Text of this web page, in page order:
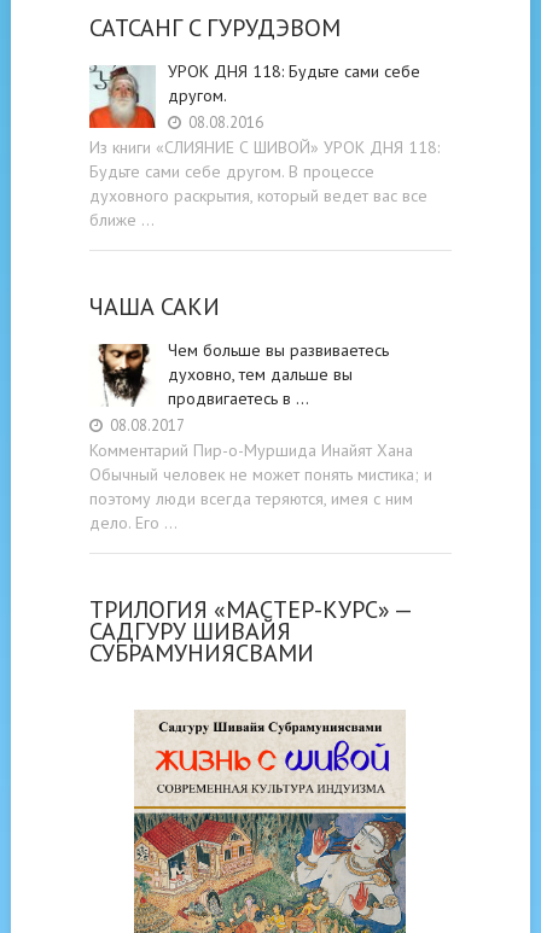
САТСАНГ C ГУРУДЭВОМ
УРОК ДНЯ 118: Будьте cами cебе
другом.
08.08.2016
Из книги «СЛИЯНИЕ С ШИВОЙ» УРОК ДНЯ 118:
Будьте cами cебе другом. В процессе
духовного раскрытия, который ведет вас все
ближе …
ЧАША САКИ
Чем больше вы развиваетесь
духовно, тем дальше вы
продвигаетесь в …
08.08.2017
Комментарий Пир-о-Муршида Инайят Хана
Обычный человек не может понять мистика; и
поэтому люди всегда теряются, имея с ним
дело. Его …
ТРИЛОГИЯ «МАСТЕР-КУРС» —
САДГУРУ ШИВАЙЯ
СУБРАМУНИЯСВАМИ